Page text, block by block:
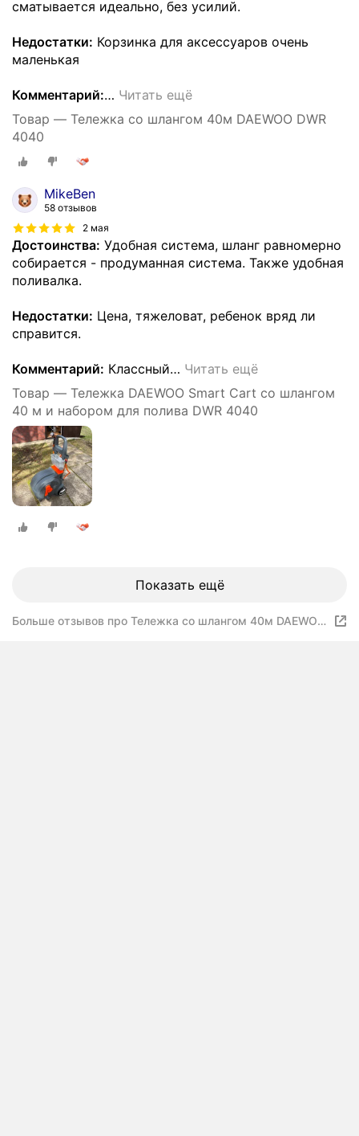
сматывается идеально, без усилий.
Недостатки: Корзинка для аксессуаров очень
маленькая
Комментарий:… Читать ещё
Товар — Тележка со шлангом 40м DAEWOO DWR
4040
MikeBen
58 отзывов
2 мая
Достоинства: Удобная система, шланг равномерно
собирается - продуманная система. Также удобная
поливалка.
Недостатки: Цена, тяжеловат, ребенок вряд ли
справится.
Комментарий: Классный… Читать ещё
Товар — Тележка DAEWOO Smart Cart со шлангом
40 м и набором для полива DWR 4040
Показать ещё
Больше отзывов про Тележка со шлангом 40м DAEWOO